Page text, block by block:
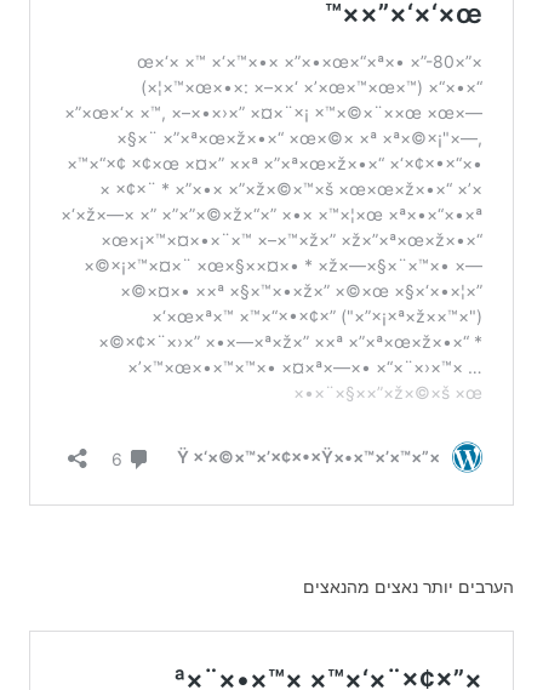
הערבים יותר נאצים מהנאצים